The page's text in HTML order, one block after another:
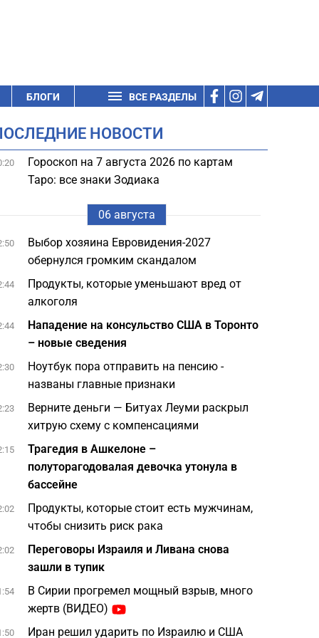
БЛОГИ ВСЕ РАЗДЕЛЫ
НОВОСТИ
Гороскоп на 7 августа 2026 по картам
Таро: все знаки Зодиака
06 августа
Выбор хозяина Евровидения-2027
обернулся громким скандалом
Продукты, которые уменьшают вред от
алкоголя
Нападение на консульство США в Торонто
– новые сведения
Ноутбук пора отправить на пенсию -
названы главные признаки
Верните деньги — Битуах Леуми раскрыл
хитрую схему с компенсациями
Трагедия в Ашкелоне –
полуторагодовалая девочка утонула в
бассейне
Продукты, которые стоит есть мужчинам,
чтобы снизить риск рака
Переговоры Израиля и Ливана снова
зашли в тупик
В Сирии прогремел мощный взрыв, много
жертв (ВИДЕО)
Иран решил ударить по Израилю и США